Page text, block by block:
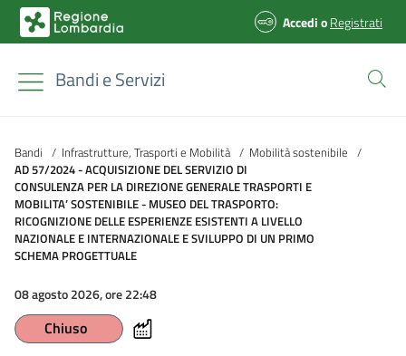
AccedioRegistrati
Bandi e Servizi
Bandi / Infrastrutture, Trasporti e Mobilità / Mobilità sostenibile /
AD 57/2024 - ACQUISIZIONE DEL SERVIZIO DI
CONSULENZA PER LA DIREZIONE GENERALE TRASPORTI E
MOBILITA’ SOSTENIBILE - MUSEO DEL TRASPORTO:
RICOGNIZIONE DELLE ESPERIENZE ESISTENTI A LIVELLO
NAZIONALE E INTERNAZIONALE E SVILUPPO DI UN PRIMO
SCHEMA PROGETTUALE
08 agosto 2026, ore 22:48
Chiuso